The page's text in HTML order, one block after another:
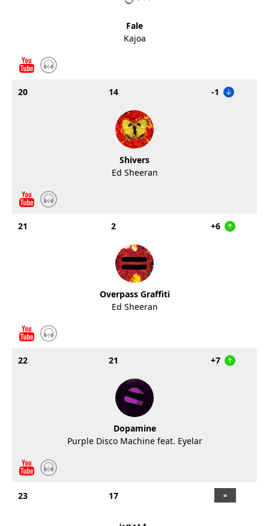
Fale
Kajoa
20 14 -1
Shivers
Ed Sheeran
21 2 +6
Overpass Graffiti
Ed Sheeran
22 21 +7
Dopamine
Purple Disco Machine feat. Eyelar
23 17